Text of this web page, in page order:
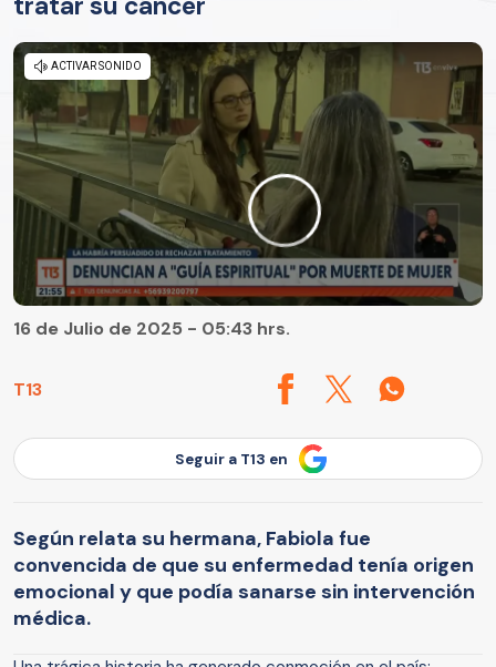
T13
16 de Julio de 2025 - 05:43 hrs.
Seguir a T13 en
Según relata su hermana, Fabiola fue
convencida de que su enfermedad tenía origen
emocional y que podía sanarse sin intervención
médica.